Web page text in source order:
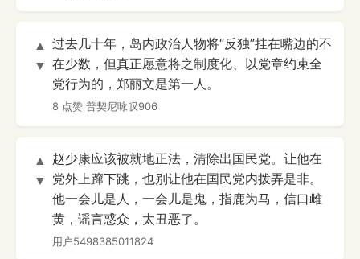
▲
▼
过去几十年，岛内政治人物将“反独”挂在嘴边的不
在少数，但真正愿意将之制度化、以党章约束全
党行为的，郑丽文是第一人。
8 点赞 普契尼咏叹906
▲
▼
赵少康应该被就地正法，清除出国民党。让他在
党外上蹿下跳，也别让他在国民党内拨弄是非。
他一会儿是人，一会儿是鬼，指鹿为马，信口雌
黄，谣言惑众，太丑恶了。
用户5498385011824